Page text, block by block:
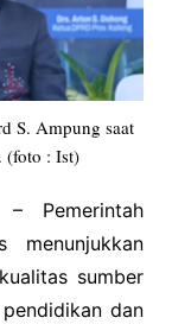
S. Ampung saat
(foto : Ist)
– Pemerintah
menunjukkan
sumber
dan